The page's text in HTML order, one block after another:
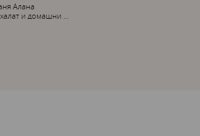
Алана
и домашни ...